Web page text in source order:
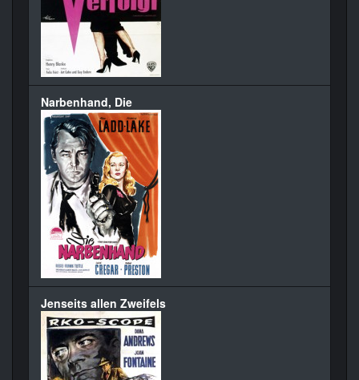
Narbenhand, Die
Jenseits allen Zweifels